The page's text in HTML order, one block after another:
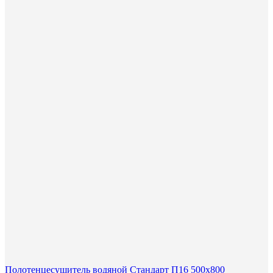
Полотенцесушитель водяной Стандарт П16 500х800